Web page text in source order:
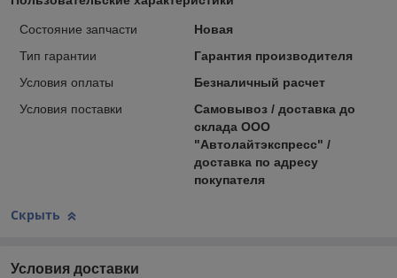
Состояние запчасти
Новая
Тип гарантии
Гарантия производителя
Условия оплаты
Безналичный расчет
Условия поставки
Самовывоз / доставка до
склада ООО
"Автолайтэкспресс" /
доставка по адресу
покупателя
Скрыть
Условия доставки